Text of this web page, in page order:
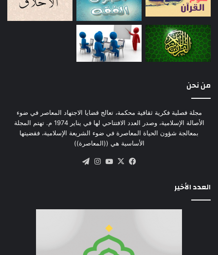
من نحن
مجلة فصلية فكرية ثقافية محكمة، تعالج قضايا الاجتهاد المعاصر في ضوء
الأصالة الإسلامية، وصدر العدد الافتتاحي لها في يناير 1974 م. تهتم المجلة
بمعالجة شؤون الحياة المعاصرة في ضوء الشريعة الإسلامية، فقضيتها
الأساسية هي ((المعاصرة))
فيسبوك
‫X
‫YouTube
انستقرام
العدد الأخير